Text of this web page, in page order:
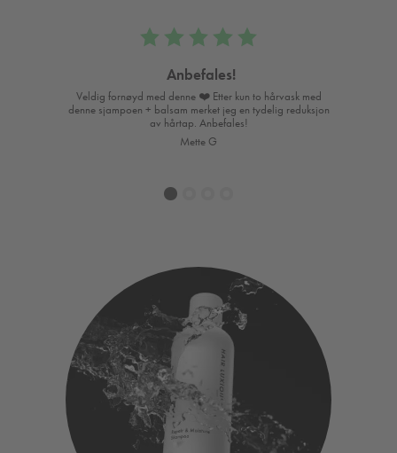
Anbefales!
Veldig fornøyd med denne ❤️ Etter kun to hårvask med
denne sjampoen + balsam merket jeg en tydelig reduksjon
av hårtap. Anbefales!
Mette G